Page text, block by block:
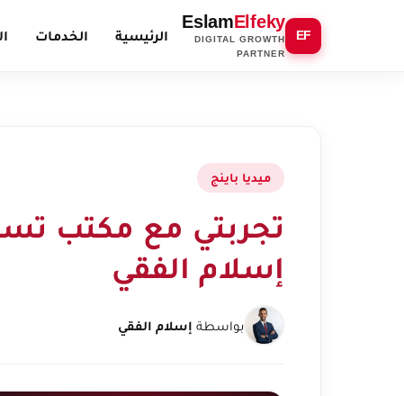
EF
EslamElfeky
DIGITAL GROWTH
PARTNER
الرئيسية الخدمات
ميديا باينج
تجربتي مع مكتب
إسلام الفقي
بواسطة إسلام الفقي